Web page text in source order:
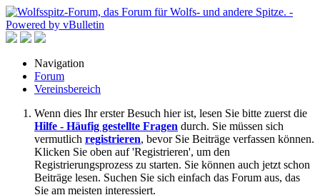
Navigation
Forum
Vereinsbereich
Wenn dies Ihr erster Besuch hier ist, lesen Sie bitte zuerst die
Hilfe - Häufig gestellte Fragen durch. Sie müssen sich
vermutlich registrieren, bevor Sie Beiträge verfassen können.
Klicken Sie oben auf 'Registrieren', um den
Registrierungsprozess zu starten. Sie können auch jetzt schon
Beiträge lesen. Suchen Sie sich einfach das Forum aus, das
Sie am meisten interessiert.